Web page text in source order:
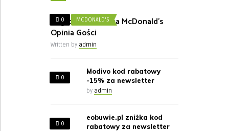
0 MCDONALD'S
Nagroda w Ankieta McDonald’s
Opinia Gości
Written by admin
0
Modivo kod rabatowy
-15% za newsletter
by admin
0
eobuwie.pl zniżka kod
rabatowy za newsletter